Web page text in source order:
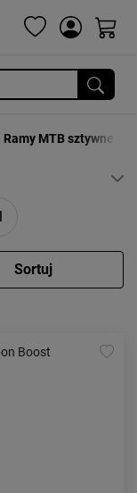
Ramy MTB sztywne
od najwyższej